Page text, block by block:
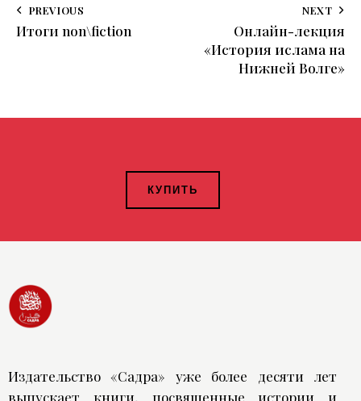
PREVIOUS
Итоги non\fiction
NEXT
Онлайн-лекция
«История ислама на
Нижней Волге»
КУПИТЬ
Издательство «Садра» уже более десяти лет
выпускает книги, посвященные истории и